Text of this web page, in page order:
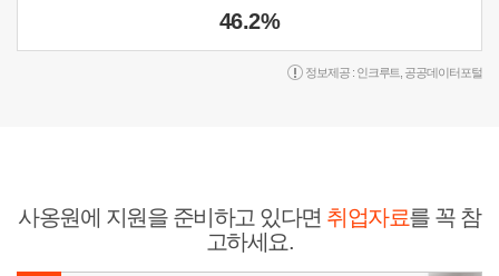
46.2%
정보제공 : 인크루트 공공데이터포털
사옹원에 지원을 준비하고 있다면 취업자료를 꼭 참
고하세요.